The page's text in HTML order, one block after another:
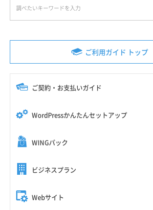
ご利用ガイド トップ
ご契約・お支払いガイド
WordPressかんたんセットアップ
WINGパック
ビジネスプラン
Webサイト